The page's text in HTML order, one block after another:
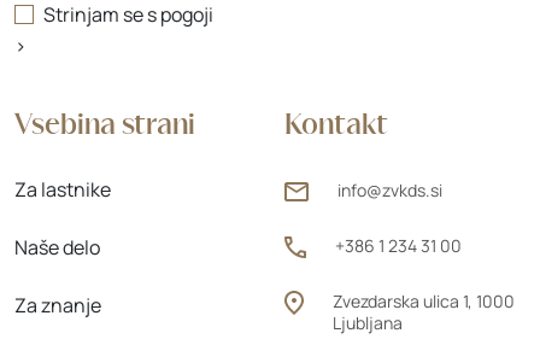
Kontakt
info@zvkds.si
+386 1 234 31 00
Zvezdarska ulica 1, 1000
Ljubljana
Vsebina strani
Za lastnike
Naše delo
Za znanje
Strinjam se spogoji
>